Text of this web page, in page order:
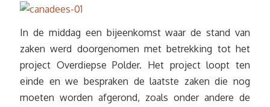
In de middag een bijeenkomst waar de stand van
zaken werd doorgenomen met betrekking tot het
project Overdiepse Polder. Het project loopt ten
einde en we bespraken de laatste zaken die nog
moeten worden afgerond, zoals onder andere de